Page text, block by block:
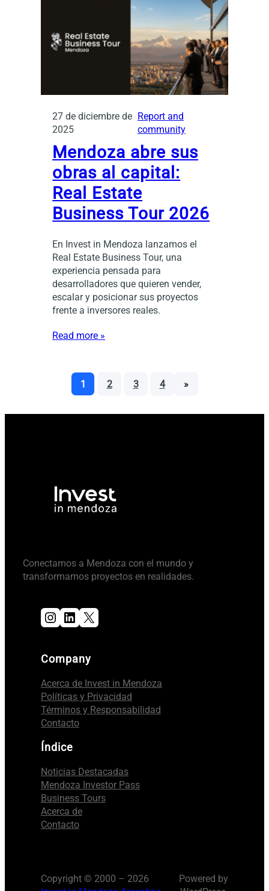
27 de diciembre de
2025
Report and
community
Mendoza abre sus
obras al capital:
Real Estate
Business Tour 2026
En Invest in Mendoza lanzamos el
Real Estate Business Tour, una
experiencia pensada para
desarrolladores que quieren vender,
escalar y posicionar sus proyectos
frente a inversores reales.
Read more »
1 2 3 4 »
Conectamos a Mendoza con el mundo y
transformamos proyectos en realidades.
Instagram LinkedIn X
Company
Acerca de Invest in Mendoza
Políticas y Privacidad
Términos y Responsabilidad
Contacto
Índice
Noticias Destacadas
Mendoza Investor Pass
Business Tours
Acerca de
Contacto
Copyright © 2000 – 2026
Powered by